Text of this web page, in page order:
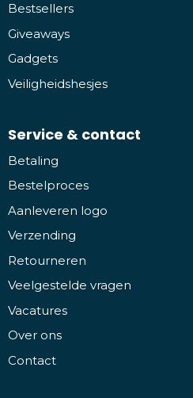
Bestsellers
Giveaways
Gadgets
Veiligheidshesjes
Service & contact
Betaling
Bestelproces
Aanleveren logo
Verzending
Retourneren
Veelgestelde vragen
Vacatures
Over ons
Contact